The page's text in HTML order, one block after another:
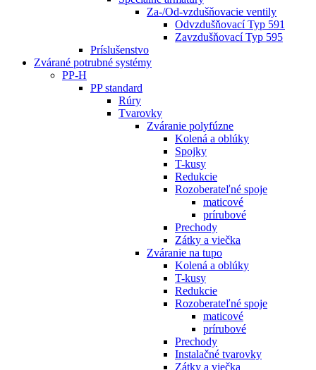
Za-/Od-vzdušňovacie ventily
Odvzdušňovací Typ 591
Zavzdušňovací Typ 595
Príslušenstvo
Zvárané potrubné systémy
PP-H
PP standard
Rúry
Tvarovky
Zváranie polyfúzne
Kolená a oblúky
Spojky
T-kusy
Redukcie
Rozoberateľné spoje
maticové
prírubové
Prechody
Zátky a viečka
Zváranie na tupo
Kolená a oblúky
T-kusy
Redukcie
Rozoberateľné spoje
maticové
prírubové
Prechody
Instalačné tvarovky
Zátky a viečka